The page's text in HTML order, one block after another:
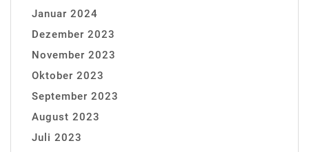
Januar 2024
Dezember 2023
November 2023
Oktober 2023
September 2023
August 2023
Juli 2023